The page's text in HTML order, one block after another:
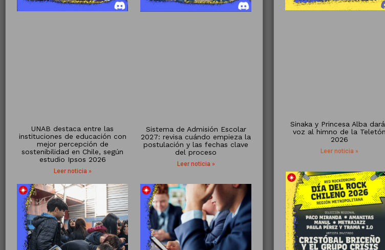
UNAB destaca entre las
instituciones de educación con
mejor percepción de
sostenibilidad en Chile, según
estudio Ipsos 2026
Leer noticia »
Sistema de Admisión Escolar
2027: revisa cuándo empieza la
postulación y las fechas clave
del proceso
Leer noticia »
Sinaka y Princesa Alba
voz al himno de la Teletón
2026
Leer noticia »